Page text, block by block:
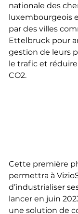
nationale des
luxembourgeois
par des villes
Ettelbruck pour
gestion de leurs
le trafic et
CO2.
Cette première
permettra à
d’industrialiser
lancer en juin
une solution de